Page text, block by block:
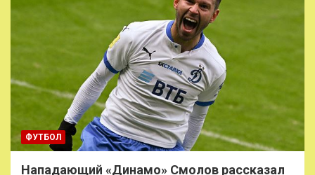
ФУТБОЛ
Нападающий «Динамо» Смолов рассказал